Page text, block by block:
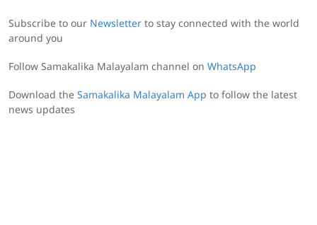
Subscribe to our Newsletter to stay connected with the world
around you
Follow Samakalika Malayalam channel on WhatsApp
Download the Samakalika Malayalam App to follow the latest
news updates